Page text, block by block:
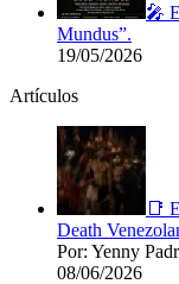
🎤
Mundus”.
19/05/2026
Artículos
📑
Death
Por: Yenny
08/06/2026